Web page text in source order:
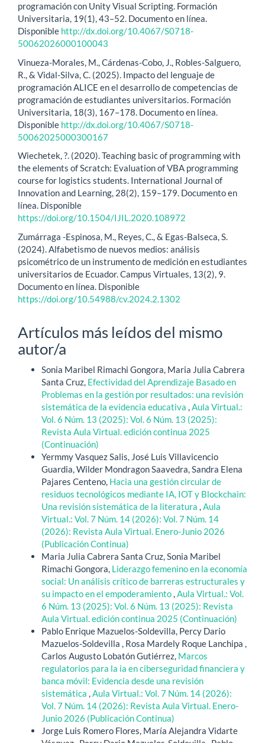
programación con Unity Visual Scripting. Formación
Universitaria, 19(1), 43–52. Documento en línea.
Disponible http://dx.doi.org/10.4067/S0718-
50062026000100043
Vinueza-Morales, M., Cárdenas-Cobo, J., Robles-Salguero,
R., & Vidal-Silva, C. (2025). Impacto del lenguaje de
programación ALICE en el desarrollo de competencias de
programación de estudiantes universitarios. Formación
Universitaria, 18(3), 167–178. Documento en línea.
Disponible http://dx.doi.org/10.4067/S0718-
50062025000300167
Wiechetek, ?. (2020). Teaching basic of programming with
the elements of Scratch: Evaluation of VBA programming
course for logistics students. International Journal of
Innovation and Learning, 28(2), 159–179. Documento en
línea. Disponible
https://doi.org/10.1504/IJIL.2020.108972
Zumárraga -Espinosa, M., Reyes, C., & Egas-Balseca, S.
(2024). Alfabetismo de nuevos medios: análisis
psicométrico de un instrumento de medición en estudiantes
universitarios de Ecuador. Campus Virtuales, 13(2), 9.
Documento en línea. Disponible
https://doi.org/10.54988/cv.2024.2.1302
Artículos más leídos del mismo
autor/a
Sonia Maribel Rimachi Gongora, Maria Julia Cabrera
Santa Cruz, Efectividad del Aprendizaje Basado en
Problemas en la gestión por resultados: una revisión
sistemática de la evidencia educativa ,Aula Virtual.:
Vol. 6 Núm. 13 (2025): Vol. 6 Núm. 13 (2025):
Revista Aula Virtual. edición continua 2025
(Continuación)
Yermmy Vasquez Salis, José Luis Villavicencio
Guardia, Wilder Mondragon Saavedra, Sandra Elena
Pajares Centeno, Hacia una gestión circular de
residuos tecnológicos mediante IA, IOT y Blockchain:
Una revisión sistemática de la literatura ,Aula
Virtual.: Vol. 7 Núm. 14 (2026): Vol. 7 Núm. 14
(2026): Revista Aula Virtual. Enero-Junio 2026
(Publicación Continua)
Maria Julia Cabrera Santa Cruz, Sonia Maribel
Rimachi Gongora, Liderazgo femenino en la economía
social: Un análisis crítico de barreras estructurales y
su impacto en el empoderamiento,Aula Virtual.: Vol.
6 Núm. 13 (2025): Vol. 6 Núm. 13 (2025): Revista
Aula Virtual. edición continua 2025 (Continuación)
Pablo Enrique Mazuelos-Soldevilla, Percy Dario
Mazuelos-Soldevilla , Rosa Mardely Roque Lanchipa ,
Carlos Augusto Lobatón Gutiérrez, Marcos
regulatorios para la ia en ciberseguridad financiera y
banca móvil: Evidencia desde una revisión
sistemática ,Aula Virtual.: Vol. 7 Núm. 14 (2026):
Vol. 7 Núm. 14 (2026): Revista Aula Virtual. Enero-
Junio 2026 (Publicación Continua)
Jorge Luis Romero Flores, María Alejandra Vidarte